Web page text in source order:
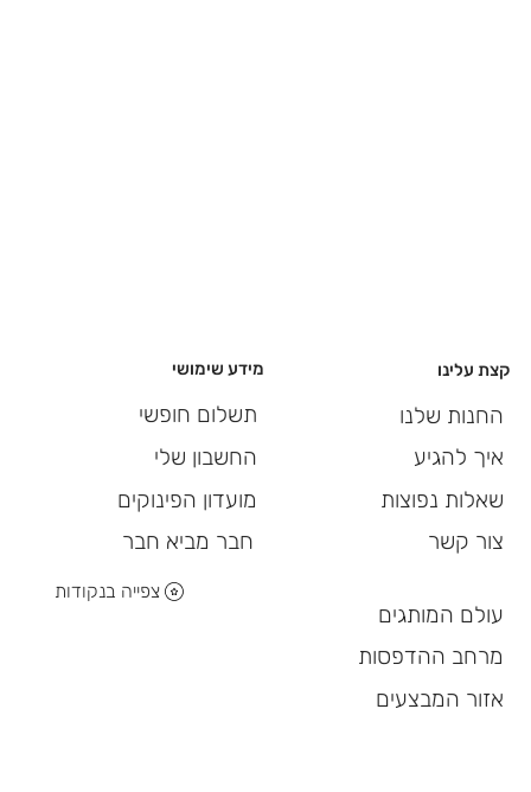
מידע שימושי
תשלום חופשי
החשבון שלי
מועדון הפינוקים
חבר מביא חבר
צפייה בנקודות
קצת עלינו
החנות שלנו
איך להגיע
שאלות נפוצות
צור קשר
עולם המותגים
מרחב ההדפסות
אזור המבצעים